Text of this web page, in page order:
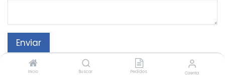
Inicio Buscar Pedidos Cuenta
Enviar
Mi Compañía